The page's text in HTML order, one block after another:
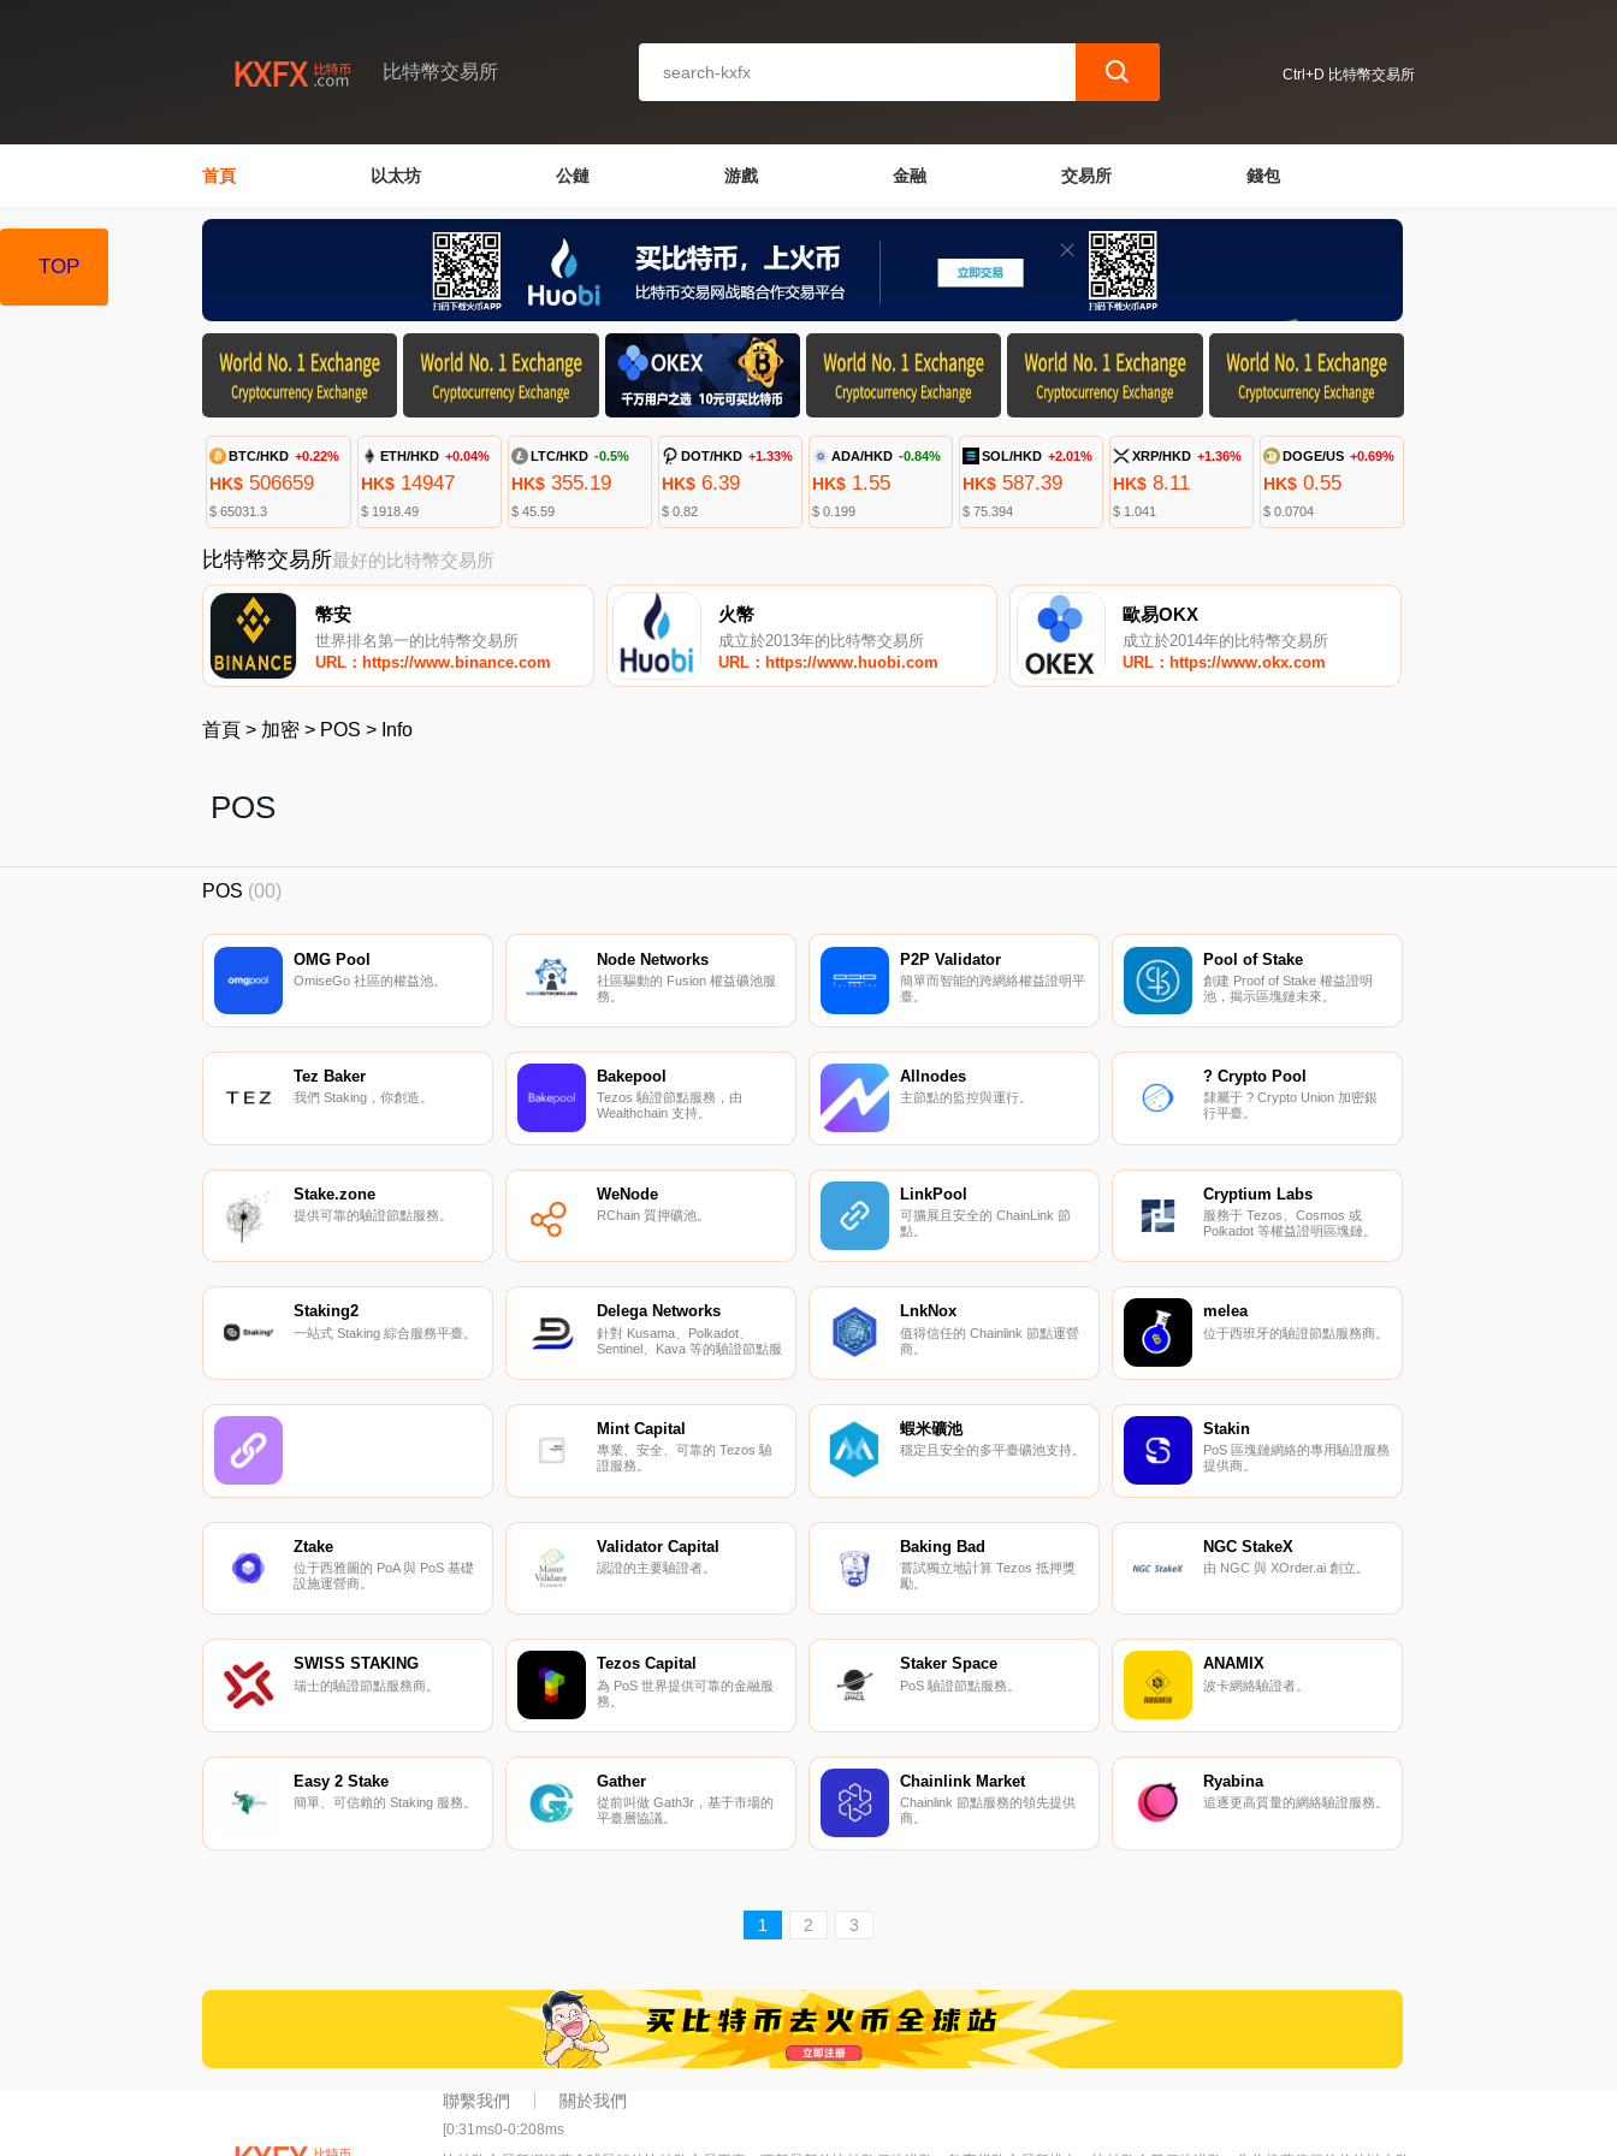
比特幣交易所 Ctrl+D 比特幣交易所
首頁 以太坊 公鏈 游戲 金融 交易所 錢包
BTC/HKD +0.22%
HK$ 506659
$ 65031.3
ETH/HKD +0.04%
HK$14947
$ 1918.49
LTC/HKD -0.5%
HK$355.19
$ 45.59
DOT/HKD +1.33%
HK$6.39
$ 0.82
ADA/HKD -0.84%
HK$1.55
$ 0.199
SOL/HKD +2.01%
HK$ 587.39
$ 75.394
XRP/HKD +1.36%
HK$ 8.11
$ 1.041
DOGE/US +0.69%
HK$ 0.55
$ 0.0704
比特幣交易所最好的比特幣交易所
幣安
世界排名第一的比特幣交易所
URL：https://www.binance.com
火幣
成立於2013年的比特幣交易所
URL：https://www.huobi.com
歐易OKX
成立於2014年的比特幣交易所
URL：https://www.okx.com
首頁 > 加密 > POS > Info
POS
TOP
POS (00)
OMG Pool
OmiseGo 社區的權益池。
Node Networks
社區驅動的 Fusion 權益礦池服
務。
P2P Validator
簡單而智能的跨網絡權益證明平
臺。
Pool of Stake
創建 Proof of Stake 權益證明
池，揭示區塊鏈未來。
Tez Baker
我們 Staking，你創造。
Bakepool
Tezos 驗證節點服務，由
Wealthchain 支持。
Allnodes
主節點的監控與運行。
? Crypto Pool
隸屬于 ? Crypto Union 加密銀
行平臺。
Stake.zone
提供可靠的驗證節點服務。
WeNode
RChain 質押礦池。
LinkPool
可擴展且安全的 ChainLink 節
點。
Cryptium Labs
服務于 Tezos、Cosmos 或
Polkadot 等權益證明區塊鏈。
Staking2
一站式 Staking 綜合服務平臺。
Delega Networks
針對 Kusama、Polkadot、
Sentinel、Kava 等的驗證節點服
LnkNox
值得信任的 Chainlink 節點運營
商。
melea
位于西班牙的驗證節點服務商。
Mint Capital
專業、安全、可靠的 Tezos 驗
證服務。
蝦米礦池
穩定且安全的多平臺礦池支持。
Stakin
PoS 區塊鏈網絡的專用驗證服務
提供商。
Ztake
位于西雅圖的 PoA 與 PoS 基礎
設施運營商。
Validator Capital
認證的主要驗證者。
Baking Bad
嘗試獨立地計算 Tezos 抵押獎
勵。
NGC StakeX
由 NGC 與 XOrder.ai 創立。
SWISS STAKING
瑞士的驗證節點服務商。
Tezos Capital
為 PoS 世界提供可靠的金融服
務。
Staker Space
PoS 驗證節點服務。
ANAMIX
波卡網絡驗證者。
Easy 2 Stake
簡單、可信賴的 Staking 服務。
Gather
從前叫做 Gath3r，基于市場的
平臺層協議。
Chainlink Market
Chainlink 節點服務的領先提供
商。
Ryabina
追逐更高質量的網絡驗證服務。
1 2 3
聯繫我們 關於我們
[0:31ms0-0:208ms